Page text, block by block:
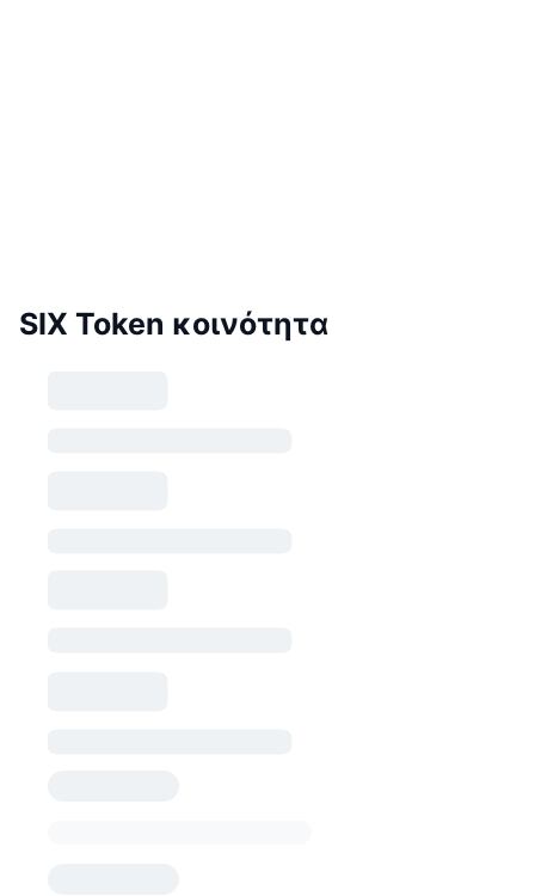
SIX Token κοινότητα